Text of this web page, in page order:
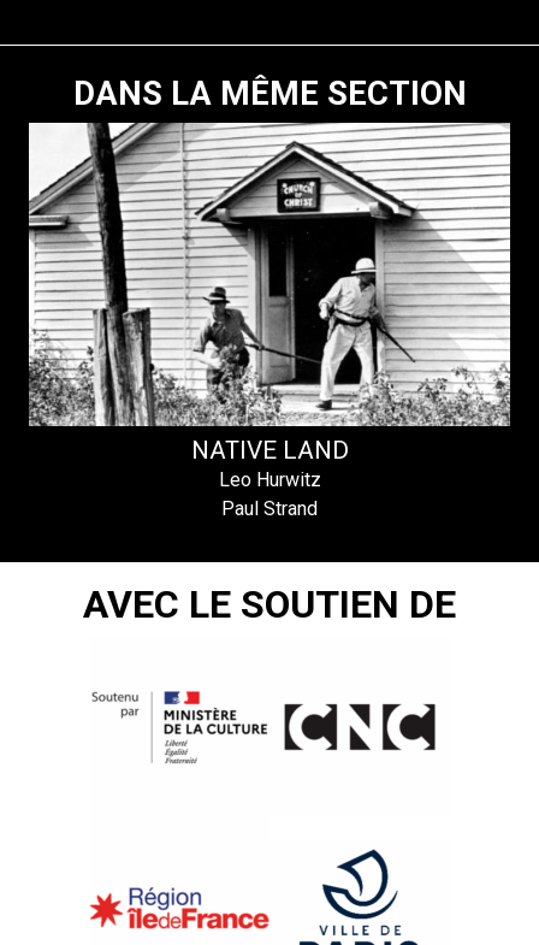
DANS LA MÊME SECTION
NATIVE LAND
Leo Hurwitz
Paul Strand
AVEC LE SOUTIEN DE